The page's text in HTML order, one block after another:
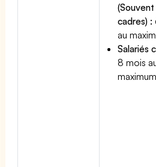
(Souvent
cadres) :
au
Salariés
8 mois
maximum